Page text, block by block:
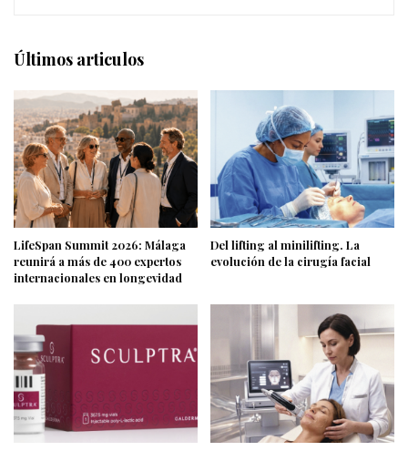
Últimos articulos
LifeSpan Summit 2026: Málaga
reunirá a más de 400 expertos
internacionales en longevidad
Del lifting al minilifting. La
evolución de la cirugía facial